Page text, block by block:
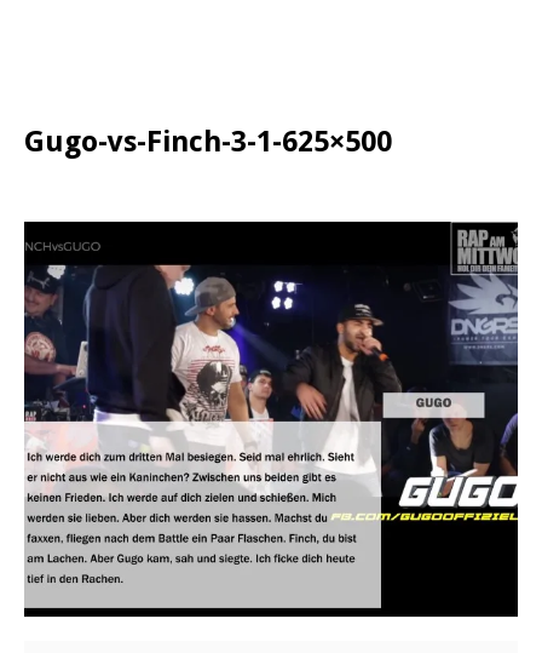
Gugo-vs-Finch-3-1-625×500